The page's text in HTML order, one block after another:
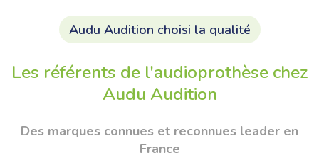
Audu Audition choisi la qualité
Les référents de l'audioprothèse chez
Audu Audition
Des marques connues et reconnues leader en
France